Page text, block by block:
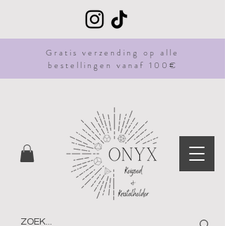
Gratis verzending op alle
bestellingen vanaf 100€